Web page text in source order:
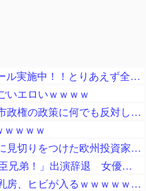
【期間限定】MGS動画が100円セール実施中！！とりあえず全部買うやろｗｗｗｗｗ
いエロいｗｗｗｗ
【悲報】自民・岩屋毅前外相、高市政権の政策に何でも反対してしまう「ポピュリズムがー！立法事実がー！国民の総意がー！数の暴力がー！」ｗｗｗｗｗｗｗｗｗｗｗｗ
ｗｗｗｗ
「やつらの目は節穴か？」と日米に見切りをつけた欧州投資家の選択に衝撃を受ける人が続出、日英米の資産を処分して代わりに選んだのは……
【速報】永野芽郁がNHK大河「豊臣兄弟！」出演辞退 女優業は事実上、活動休止へ…不倫疑惑余波ドラマにも
【画像】青山ひかるさんの無修正乳房、ヒビが入るｗｗｗｗｗｗｗｗｗｗｗｗｗｗ